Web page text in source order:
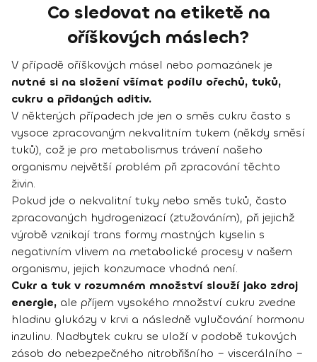
Co sledovat na etiketě na
oříškových máslech?
V případě oříškových másel nebo pomazánek je
nutné si na složení všímat podílu ořechů, tuků,
cukru a přidaných aditiv.
V některých případech jde jen o směs cukru často s
vysoce zpracovaným nekvalitním tukem (někdy směsí
tuků), což je pro metabolismus trávení našeho
organismu největší problém při zpracování těchto
živin.
Pokud jde o nekvalitní tuky nebo směs tuků, často
zpracovaných hydrogenizací (ztužováním), při jejichž
výrobě vznikají trans formy mastných kyselin s
negativním vlivem na metabolické procesy v našem
organismu, jejich konzumace vhodná není.
Cukr a tuk v rozumném množství slouží jako zdroj
energie, ale příjem vysokého množství cukru zvedne
hladinu glukózy v krvi a následně vylučování hormonu
inzulinu. Nadbytek cukru se uloží v podobě tukových
zásob do nebezpečného nitrobřišního – viscerálního –